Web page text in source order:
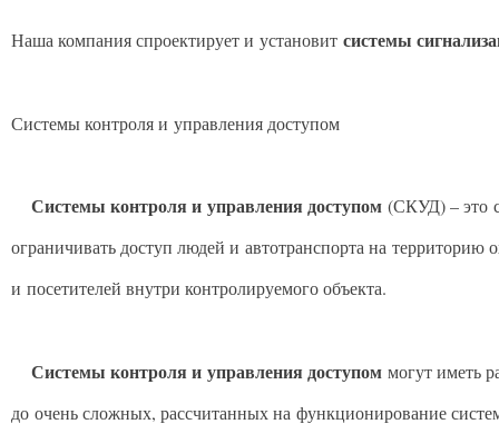
Наша компания спроектирует и установит системы
Системы контроля и управления доступом
Системы контроля и управления доступом (СКУД) – это
ограничивать доступ людей и автотранспорта на территорию
и посетителей внутри контролируемого объекта.
Системы контроля и управления доступом могут иметь
до очень сложных, рассчитанных на функционирование